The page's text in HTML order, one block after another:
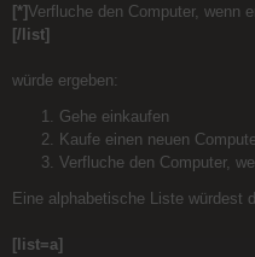
[*]Verfluche den Computer, wenn
[/list]
würde ergeben:
Gehe einkaufen
Kaufe einen neuen
Verfluche den Computer,
Eine alphabetische Liste würdest
[list=a]